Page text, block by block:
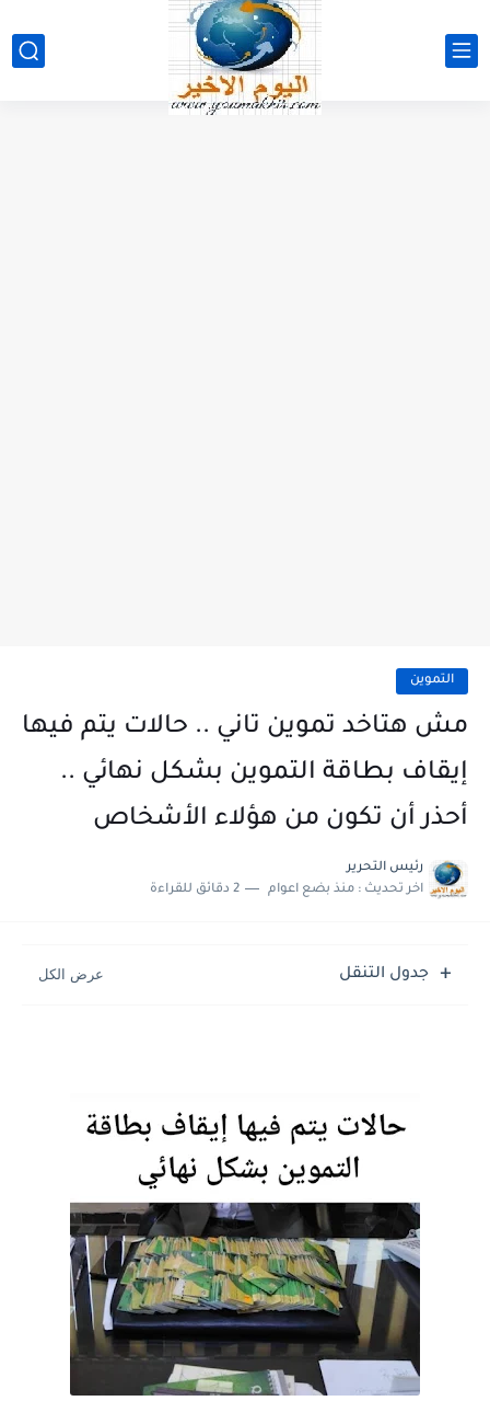
التموين
مش هتاخد تموين تاني .. حالات يتم فيها
إيقاف بطاقة التموين بشكل نهائي ..
أحذر أن تكون من هؤلاء الأشخاص
رئيس التحرير
اخر تحديث : منذ بضع اعوام 2 دقائق للقراءة
جدول التنقل